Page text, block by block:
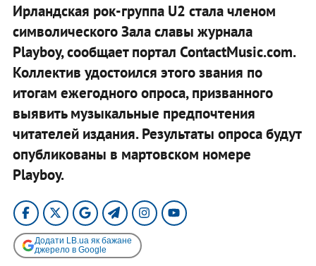
Ирландская рок-группа U2 стала членом
символического Зала славы журнала
Playboy, сообщает портал ContactMusic.com.
Коллектив удостоился этого звания по
итогам ежегодного опроса, призванного
выявить музыкальные предпочтения
читателей издания. Результаты опроса будут
опубликованы в мартовском номере
Playboy.
Додати LB.ua як бажане
джерело в Google